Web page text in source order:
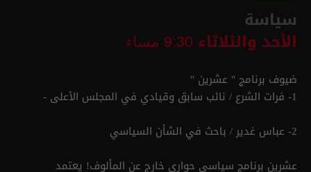
سياسة
الأحد والثلاثاء 9:30 مساء
ضيوف برنامج " عشرين "
1- فرات الشرع / نائب سابق وقيادي في المجلس الأعلى -
2- عباس غدير / باحث في الشأن السياسي
عشرين برنامج سياسي حواري خارج عن المألوف! يعتمد